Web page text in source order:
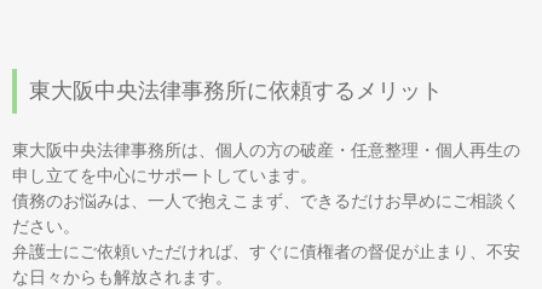
東大阪中央法律事務所に依頼するメリット
東大阪中央法律事務所は、個人の方の破産・任意整理・個人再生の
申し立てを中心にサポートしています。
債務のお悩みは、一人で抱えこまず、できるだけお早めにご相談く
ださい。
弁護士にご依頼いただければ、すぐに債権者の督促が止まり、不安
な日々からも解放されます。